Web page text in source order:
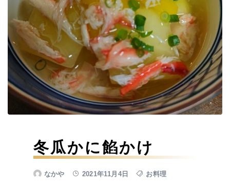
冬瓜かに餡かけ
なかや 2021年11月4日 お料理